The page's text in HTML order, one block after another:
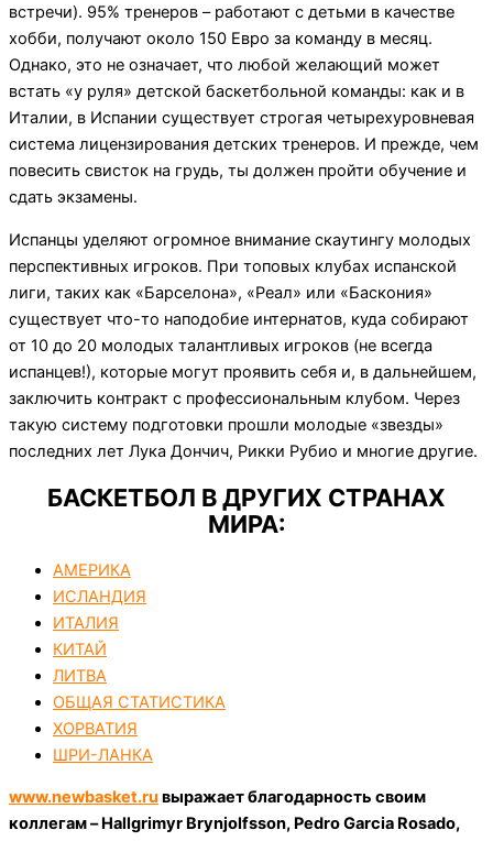
встречи). 95% тренеров – работают с детьми в качестве
хобби, получают около 150 Евро за команду в месяц.
Однако, это не означает, что любой желающий может
встать «у руля» детской баскетбольной команды: как и в
Италии, в Испании существует строгая четырехуровневая
система лицензирования детских тренеров. И прежде, чем
повесить свисток на грудь, ты должен пройти обучение и
сдать экзамены.
Испанцы уделяют огромное внимание скаутингу молодых
перспективных игроков. При топовых клубах испанской
лиги, таких как «Барселона», «Реал» или «Баскония»
существует что-то наподобие интернатов, куда собирают
от 10 до 20 молодых талантливых игроков (не всегда
испанцев!), которые могут проявить себя и, в дальнейшем,
заключить контракт с профессиональным клубом. Через
такую систему подготовки прошли молодые «звезды»
последних лет Лука Дончич, Рикки Рубио и многие другие.
БАСКЕТБОЛ В ДРУГИХ СТРАНАХ
МИРА:
АМЕРИКА
ИСЛАНДИЯ
ИТАЛИЯ
КИТАЙ
ЛИТВА
ОБЩАЯ СТАТИСТИКА
ХОРВАТИЯ
ШРИ-ЛАНКА
www.newbasket.ruвыражает благодарность своим
коллегам – Hallgrimyr Brynjolfsson, Pedro Garcia Rosado,